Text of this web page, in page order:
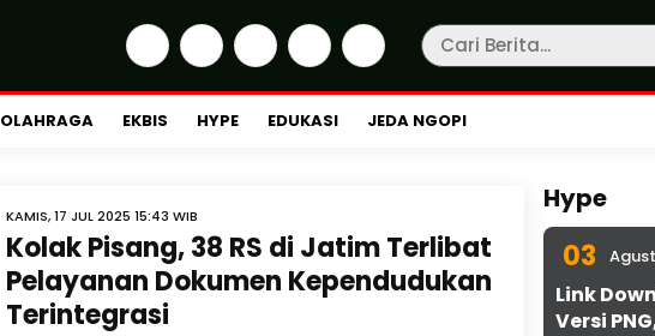
OLAHRAGA EKBIS HYPE EDUKASI JEDA NGOPI
KAMIS, 17 JUL 2025 15:43 WIB
Kolak Pisang, 38 RS di Jatim Terlibat
Pelayanan Dokumen Kependudukan
Terintegrasi
Hype
03
Link
Versi